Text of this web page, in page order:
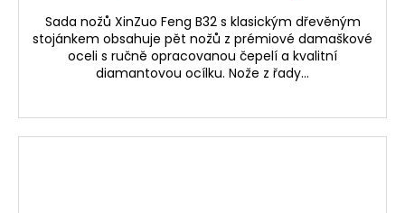
Sada nožů XinZuo Feng B32 s klasickým dřevěným
stojánkem obsahuje pět nožů z prémiové damaškové
oceli s ručně opracovanou čepelí a kvalitní
diamantovou ocílku. Nože z řady...